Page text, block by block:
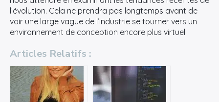
l’évolution. Cela ne prendra pas longtemps avant de
voir une large vague de l’industrie se tourner vers un
environnement de conception encore plus virtuel.
Articles Relatifs :